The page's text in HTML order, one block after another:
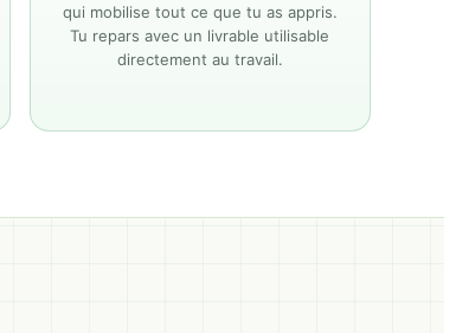
qui mobilise tout ce que tu as appris.
Tu repars avec un livrable utilisable
directement au travail.